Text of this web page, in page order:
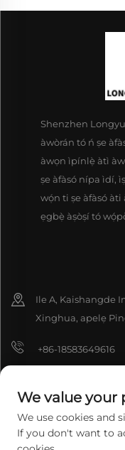
Shenzhen
àwòrán tó ń ṣe
àwọn ìpínlẹ̀ àtì
ṣe àfàsó nípa ìdí,
wọ́n ti ṣe àfàsó
ẹgbẹ̀ àṣòṣí tó
Ile A, Kaishangde
Xinghua, apelẹ
+86-18583649616
8618165761396
We value your
We use cookies and
If you don't want to